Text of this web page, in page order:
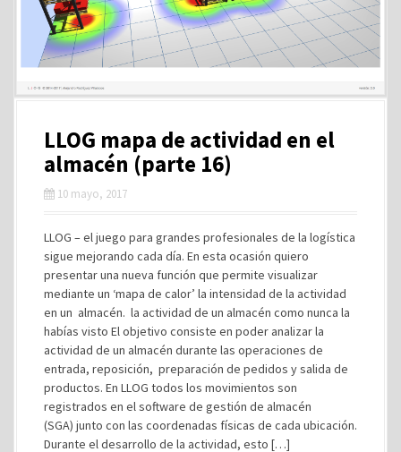
LLOG mapa de actividad en el
almacén (parte 16)
10 mayo, 2017
LLOG – el juego para grandes profesionales de la logística
sigue mejorando cada día. En esta ocasión quiero
presentar una nueva función que permite visualizar
mediante un ‘mapa de calor’ la intensidad de la actividad
en un almacén. la actividad de un almacén como nunca la
habías visto El objetivo consiste en poder analizar la
actividad de un almacén durante las operaciones de
entrada, reposición, preparación de pedidos y salida de
productos. En LLOG todos los movimientos son
registrados en el software de gestión de almacén
(SGA) junto con las coordenadas físicas de cada ubicación.
Durante el desarrollo de la actividad, esto […]